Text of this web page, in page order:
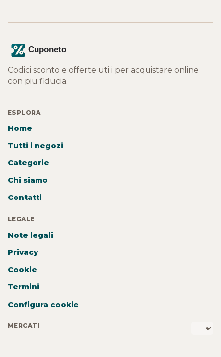
Codici sconto e offerte utili per acquistare online
con piu fiducia.
ESPLORA
Home
Tutti i negozi
Categorie
Chi siamo
Contatti
LEGALE
Note legali
Privacy
Cookie
Termini
Configura cookie
MERCATI